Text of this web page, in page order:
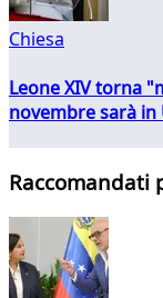
Chiesa
Leone XIV torna
novembre sarà in
Raccomandati